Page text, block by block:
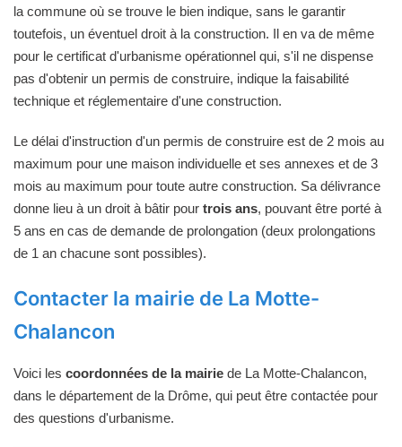
la commune où se trouve le bien indique, sans le garantir
toutefois, un éventuel droit à la construction. Il en va de même
pour le certificat d'urbanisme opérationnel qui, s'il ne dispense
pas d'obtenir un permis de construire, indique la faisabilité
technique et réglementaire d'une construction.
Le délai d'instruction d'un permis de construire est de 2 mois au
maximum pour une maison individuelle et ses annexes et de 3
mois au maximum pour toute autre construction. Sa délivrance
donne lieu à un droit à bâtir pour trois ans, pouvant être porté à
5 ans en cas de demande de prolongation (deux prolongations
de 1 an chacune sont possibles).
Contacter la mairie de La Motte-
Chalancon
Voici les coordonnées de la mairie de La Motte-Chalancon,
dans le département de la Drôme, qui peut être contactée pour
des questions d'urbanisme.